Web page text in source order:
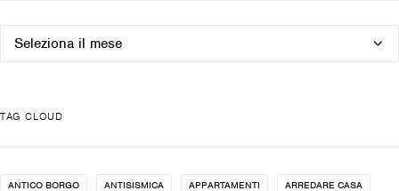
Archivio
TAG CLOUD
ANTICO BORGO ANTISISMICA APPARTAMENTI ARREDARE CASA